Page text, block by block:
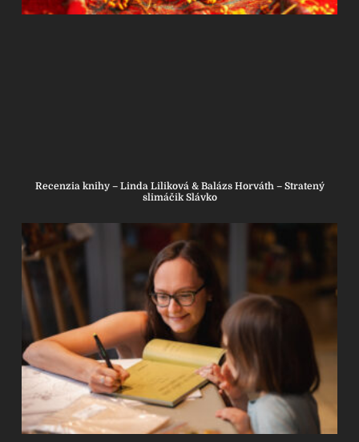
Recenzia knihy – Linda Liliková & Balázs Horváth – Stratený
slimáčik Slávko